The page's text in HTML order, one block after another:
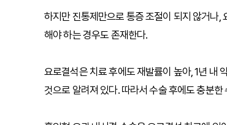
하지만 진통제만으로 통증 조절이 되지 않거나
해야 하는 경우도 존재한다.
요로결석은 치료 후에도 재발률이 높아, 1년 내
것으로 알려져 있다. 따라서 수술 후에도 충분